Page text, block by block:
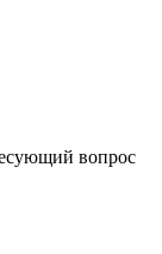
вопрос